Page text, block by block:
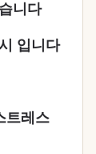
니다
입니다
트레스